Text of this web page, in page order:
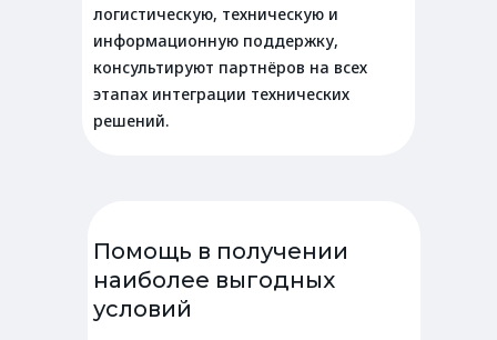
логистическую, техническую и
информационную поддержку,
консультируют партнёров на всех
этапах интеграции технических
решений.
Помощь в получении
наиболее выгодных
условий